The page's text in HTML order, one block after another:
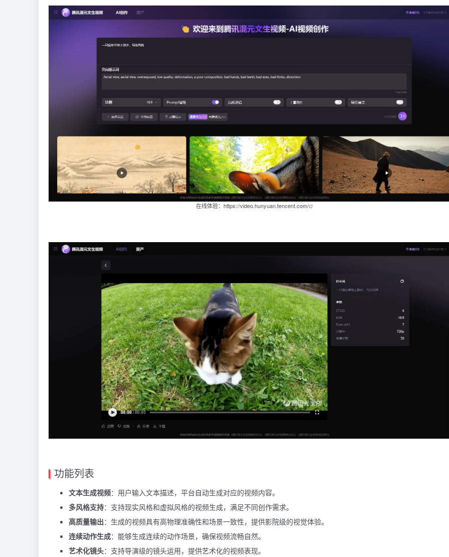
在线体验： https://video.hunyuan.tencent.com/
功能列表
文本生成视频：用户输入文本描述，平台自动生成对应的视频内容。
多风格支持：支持现实风格和虚拟风格的视频生成，满足不同创作需求。
高质量输出：生成的视频具有高物理准确性和场景一致性，提供影院级的视觉体验。
连续动作生成：能够生成连续的动作场景，确保视频流畅自然。
艺术化镜头：支持导演级的镜头运用，提供艺术化的视频表现。